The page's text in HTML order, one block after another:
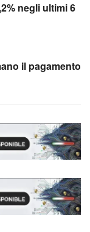
negli ultimi 6
il pagamento